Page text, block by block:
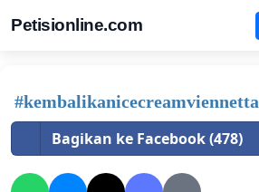
Petisionline.com
#kembalikanicecreamviennetta
Bagikan ke Facebook (478)